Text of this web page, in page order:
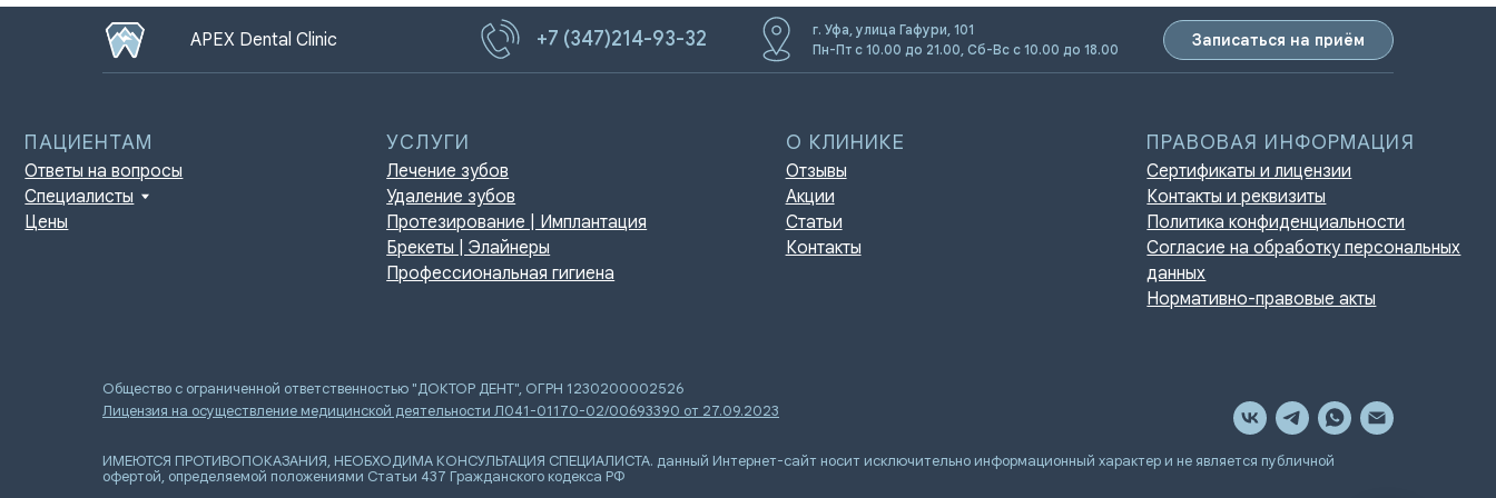
APEX Dental Clinic +7 (347)214-93-32
г. Уфа, улица Гафури, 101
Пн-Пт с 10.00 до 21.00, Сб-Вс с 10.00 до 18.00
Записаться на приём
ПАЦИЕНТАМ
Цены
УСЛУГИ
Протезирование | Имплантация
Брекеты | Элайнеры
Профессиональная гигиена
О КЛИНИКЕ ПРАВОВАЯ ИНФОРМАЦИЯ
Политика конфиденциальности
Согласие на обработку персональных
Нормативно-правовые акты
Общество с ограниченной ответственностью "ДОКТОР ДЕНТ", ОГРН 1230200002526
Лицензия на осуществление медицинской деятельности Л041-01170-02/00693390 от 27.09.2023
ИМЕЮТСЯ ПРОТИВОПОКАЗАНИЯ, НЕОБХОДИМА КОНСУЛЬТАЦИЯ СПЕЦИАЛИСТА. данный Интернет-сайт носит исключительно информационный характер и не является публичной
офертой, определяемой положениями Статьи 437 Гражданского кодекса РФ